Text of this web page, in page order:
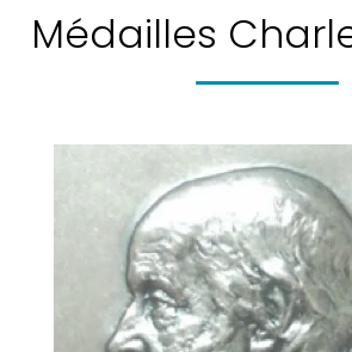
Médailles